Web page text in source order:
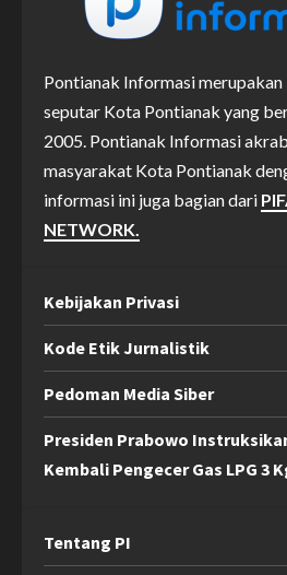
Pontianak Informasi
seputar Kota Pontianak yang
2005. Pontianak Informasi
masyarakat Kota Pontianak
informasi ini juga bagian dari
NETWORK.
Kebijakan Privasi
Kode Etik Jurnalistik
Pedoman Media Siber
Presiden Prabowo
Kembali Pengecer Gas LPG 3
Tentang PI